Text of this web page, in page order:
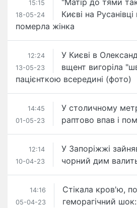
15:15
18-05-24
"Матір до тями
Києві на
померла жінка
12:24
13-05-23
У Києві в
вщент вигоріла
пацієнткою всередині (фото)
14:45
01-05-23
У столичному
раптово впав і
12:14
10-04-23
У Запоріжжі
чорний дим
14:16
05-04-23
Стікала кров'ю,
геморагічний